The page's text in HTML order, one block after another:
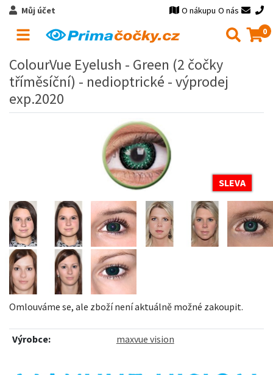
Můj účet O nákupu O nás
0
ColourVue Eyelush - Green (2 čočky
tříměsíční) - nedioptrické - výprodej
exp.2020
SLEVA
Omlouváme se, ale zboží není aktuálně možné zakoupit.
Výrobce: maxvue vision